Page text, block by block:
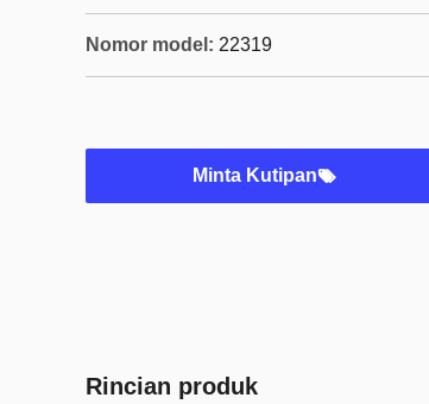
Nomor model: 22319
Minta Kutipan
Rincian produk